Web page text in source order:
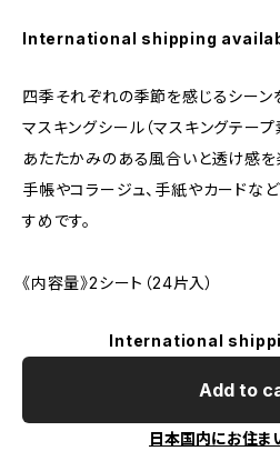
International shipping
四季それぞれの季節を感じるシーン
マスキングシール（マスキングテー
あたたかみのある風合いと透け感を
手帳やコラージュ、手紙やカードな
すめです。
《内容量》2シート（24片入）
International
Add to
日本国内にお住ま